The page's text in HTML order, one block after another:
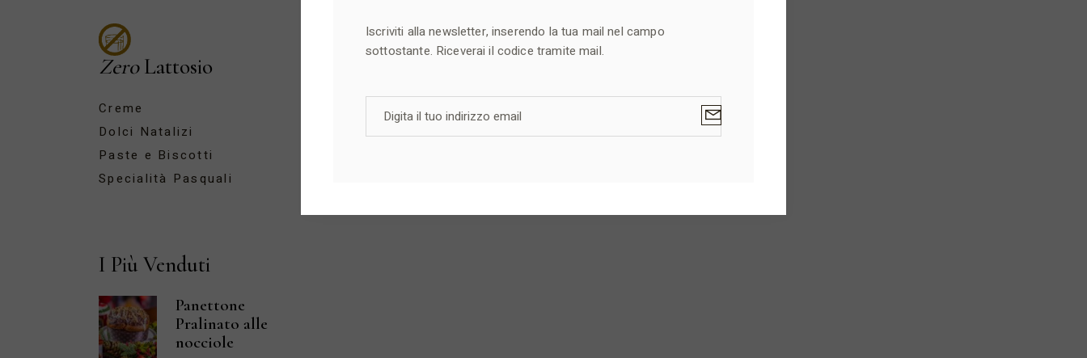
ZeroLattosio
Creme
Dolci Natalizi
Paste e Biscotti
Specialità Pasquali
I Più Venduti
Panettone
Pralinato alle
nocciole
Iscriviti alla newsletter, inserendo la tua mail nel campo
sottostante. Riceverai il codice tramite mail.